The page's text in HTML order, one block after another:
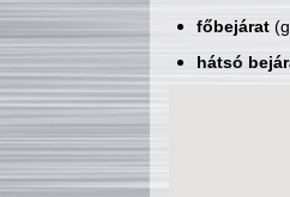
főbejárat
hátsó